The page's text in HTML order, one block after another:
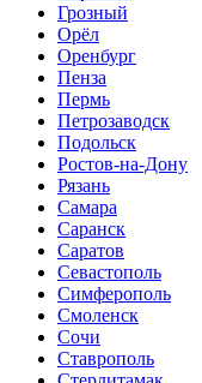
Грозный
Орёл
Оренбург
Пенза
Пермь
Петрозаводск
Подольск
Ростов-на-Дону
Рязань
Самара
Саранск
Саратов
Севастополь
Симферополь
Смоленск
Сочи
Ставрополь